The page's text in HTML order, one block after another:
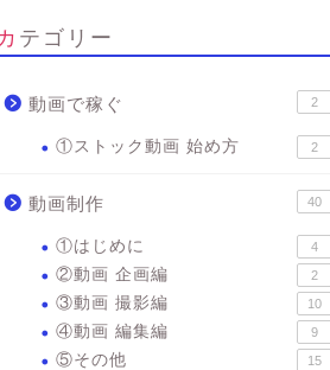
カテゴリー
動画で稼ぐ 2
①ストック動画 始め方 2
動画制作 40
①はじめに 4
②動画 企画編 2
③動画 撮影編 10
④動画 編集編 9
⑤その他 15